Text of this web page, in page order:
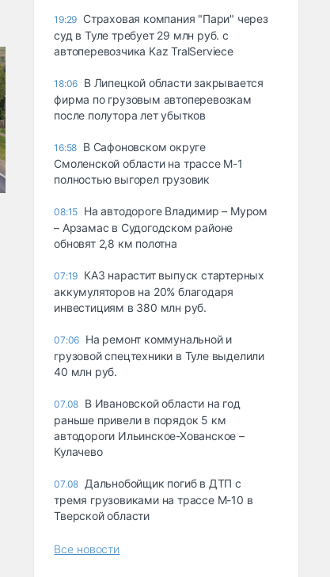
19:29 Страховая компания "Пари" через
суд в Туле требует 29 млн руб. с
автоперевозчика Kaz TralServiece
18:06 В Липецкой области закрывается
фирма по грузовым автоперевозкам
после полутора лет убытков
16:58 В Сафоновском округе
Смоленской области на трассе М-1
полностью выгорел грузовик
08:15 На автодороге Владимир – Муром
– Арзамас в Судогодском районе
обновят 2,8 км полотна
07:19 КАЗ нарастит выпуск стартерных
аккумуляторов на 20% благодаря
инвестициям в 380 млн руб.
07:06 На ремонт коммунальной и
грузовой спецтехники в Туле выделили
40 млн руб.
07.08 В Ивановской области на год
раньше привели в порядок 5 км
автодороги Ильинское-Хованское –
Кулачево
07.08 Дальнобойщик погиб в ДТП с
тремя грузовиками на трассе М-10 в
Тверской области
Все новости